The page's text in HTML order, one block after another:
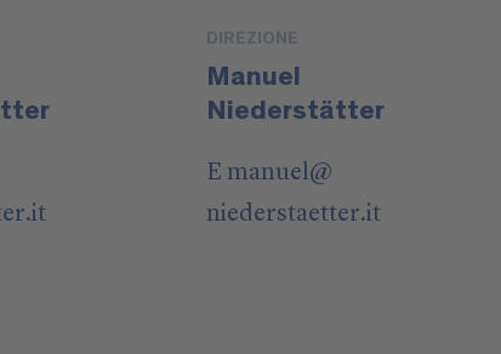
.it
DIREZIONE
Manuel
Niederstätter
E manuel@
niederstaetter.it